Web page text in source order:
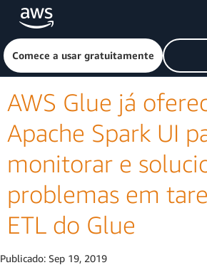
Pular para o conteúdo principal
Clique aqui para voltar à página
Comece a usar gratuitamente
AWS Glue já
Apache Spark UI
monitorar e
problemas em
ETL do Glue
Publicado: Sep 19, 2019